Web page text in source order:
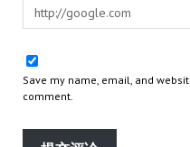
Save my name, email, and
comment.